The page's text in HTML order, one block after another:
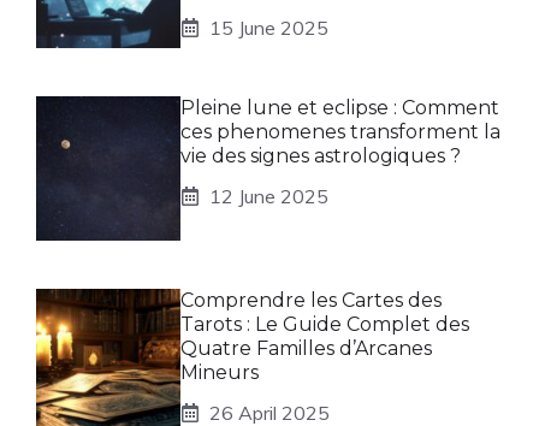
15 June 2025
Pleine lune et eclipse : Comment
ces phenomenes transforment la
vie des signes astrologiques ?
12 June 2025
Comprendre les Cartes des
Tarots : Le Guide Complet des
Quatre Familles d’Arcanes
Mineurs
26 April 2025